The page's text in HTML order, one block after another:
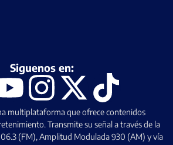
multiplataforma que ofrece contenidos
Transmite su señal a través de la
(FM), Amplitud Modulada 930 (AM) y vía
Siguenos en: